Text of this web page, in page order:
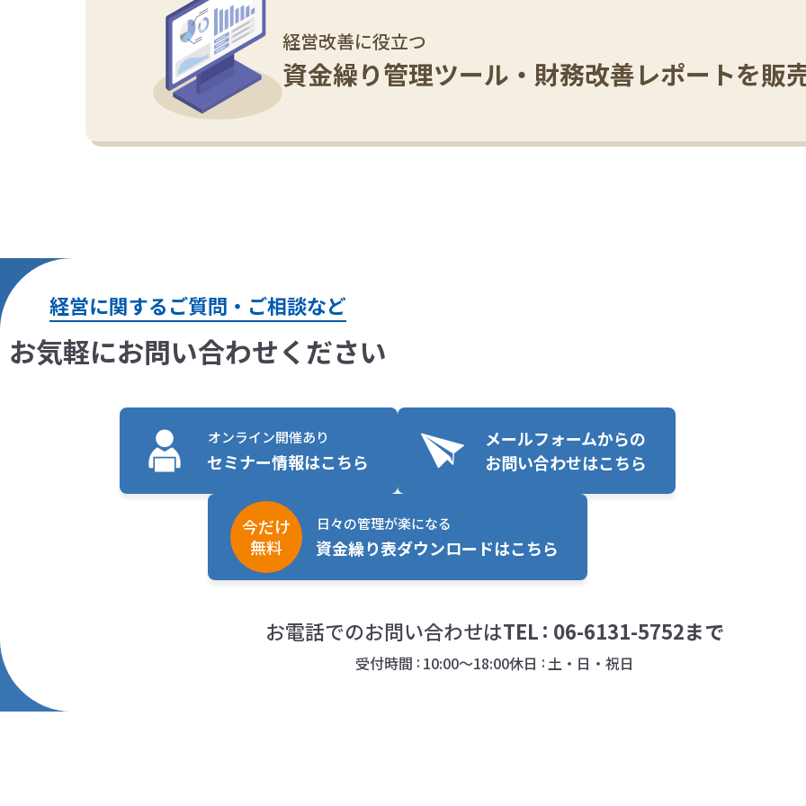
経営改善に役立つ
資金繰り管理ツール・ 財務改善レポートを販
経営に関するご質問・ご相談など
お気軽にお問い合わせください
オンライン開催あり
セミナー情報はこちら
メールフォームからの
お問い合わせはこちら
今だけ
無料
日々の管理が楽になる
資金繰り表ダウンロードはこちら
お電話でのお問い合わせはTEL 06-6131-5752まで
受付時間 10:00～18:00休日 土・日・祝日